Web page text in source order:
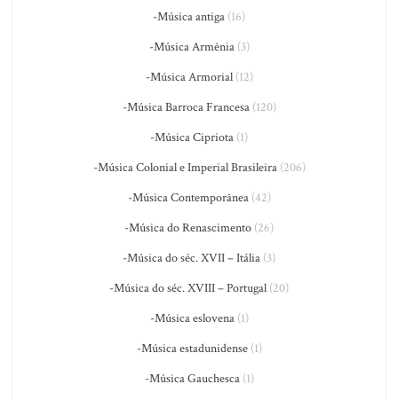
-Música antiga (16)
-Música Armênia(3)
-Música Armorial(12)
-Música Barroca Francesa(120)
-Música Cipriota (1)
-Música Colonial e Imperial Brasileira(206)
-Música Contemporânea(42)
-Música do Renascimento (26)
-Música do séc. XVII – Itália (3)
-Música do séc. XVIII – Portugal (20)
-Música eslovena(1)
-Música estadunidense(1)
-Música Gauchesca(1)